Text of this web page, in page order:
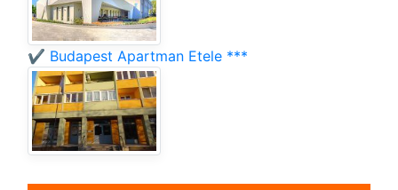
✔️ Budapest Apartman Etele ***